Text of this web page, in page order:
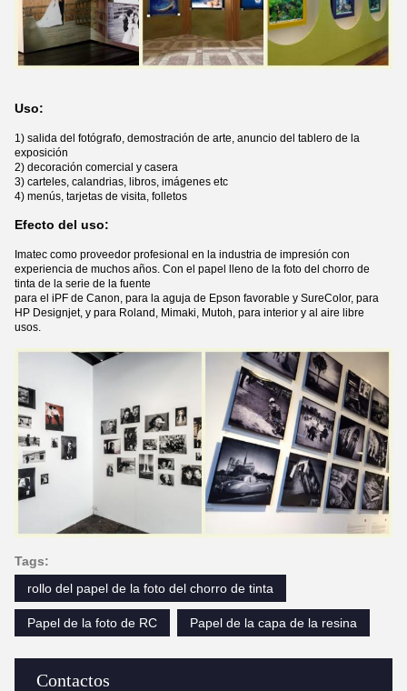
Contactos
Uso:
1) salida del fotógrafo, demostración de arte, anuncio del tablero de la
exposición
2) decoración comercial y casera
3) carteles, calandrias, libros, imágenes etc
4) menús, tarjetas de visita, folletos
Efecto del uso:
Imatec como proveedor profesional en la industria de impresión con
experiencia de muchos años. Con el papel lleno de la foto del chorro de
tinta de la serie de la fuente
para el iPF de Canon, para la aguja de Epson favorable y SureColor, para
HP Designjet, y para Roland, Mimaki, Mutoh, para interior y al aire libre
usos.
Tags:
rollo del papel de la foto del chorro de tinta
Papel de la foto de RC Papel de la capa de la resina